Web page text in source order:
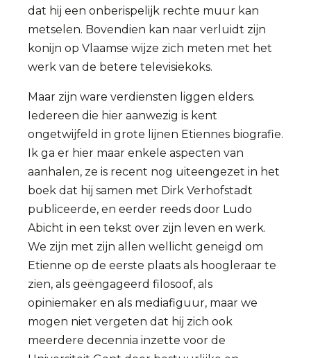
dat hij een onberispelijk rechte muur kan
metselen. Bovendien kan naar verluidt zijn
konijn op Vlaamse wijze zich meten met het
werk van de betere televisiekoks.
Maar zijn ware verdiensten liggen elders.
Iedereen die hier aanwezig is kent
ongetwijfeld in grote lijnen Etiennes biografie.
Ik ga er hier maar enkele aspecten van
aanhalen, ze is recent nog uiteengezet in het
boek dat hij samen met Dirk Verhofstadt
publiceerde, en eerder reeds door Ludo
Abicht in een tekst over zijn leven en werk.
We zijn met zijn allen wellicht geneigd om
Etienne op de eerste plaats als hoogleraar te
zien, als geëngageerd filosoof, als
opiniemaker en als mediafiguur, maar we
mogen niet vergeten dat hij zich ook
meerdere decennia inzette voor de